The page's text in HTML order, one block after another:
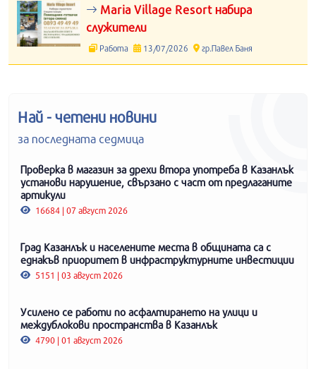
Maria Village Resort набира
служители
Работа 13/07/2026 гр.Павел Баня
Най - четени новини
за последната седмица
Проверка в магазин за дрехи втора употреба в Казанлък
установи нарушение, свързано с част от предлаганите
артикули
16684 | 07 август 2026
Град Казанлък и населените места в общината са с
еднакъв приоритет в инфраструктурните инвестиции
5151 | 03 август 2026
Усилено се работи по асфалтирането на улици и
междублокови пространства в Казанлък
4790 | 01 август 2026